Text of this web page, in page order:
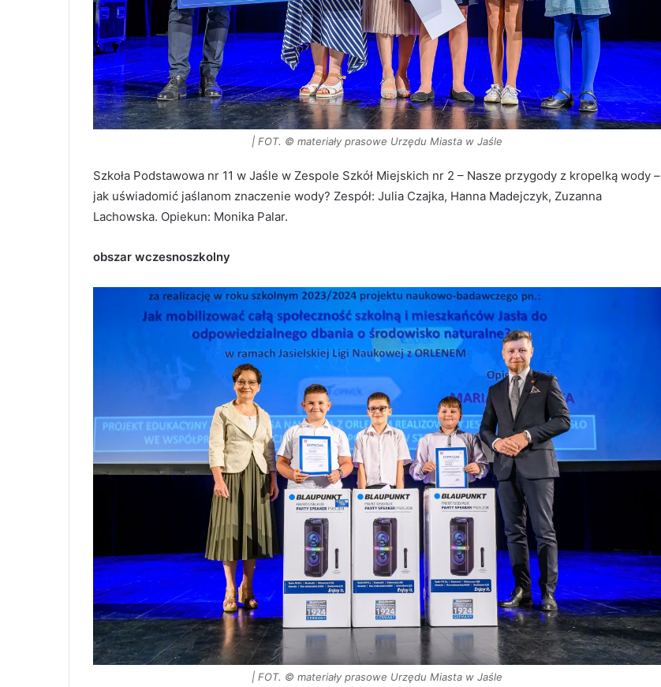
| FOT. © materiały prasowe Urzędu Miasta w Jaśle
Szkoła Podstawowa nr 11 w Jaśle w Zespole Szkół Miejskich nr 2 – Nasze przygody z kropelką wody –
jak uświadomić jaślanom znaczenie wody? Zespół: Julia Czajka, Hanna Madejczyk, Zuzanna
Lachowska. Opiekun: Monika Palar.
obszar wczesnoszkolny
| FOT. © materiały prasowe Urzędu Miasta w Jaśle